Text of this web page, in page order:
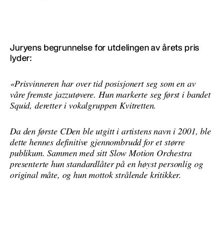
Juryens begrunnelse for utdelingen av årets pris
lyder:
«Prisvinneren har over tid posisjonert seg som en av
våre fremste jazzutøvere. Hun markerte seg først i bandet
Squid, deretter i vokalgruppen Kvitretten.
Da den første CDen ble utgitt i artistens navn i 2001, ble
dette hennes definitive gjennombrudd for et større
publikum. Sammen med sitt Slow Motion Orchestra
presenterte hun standardlåter på en høyst personlig og
original måte, og hun mottok strålende kritikker.